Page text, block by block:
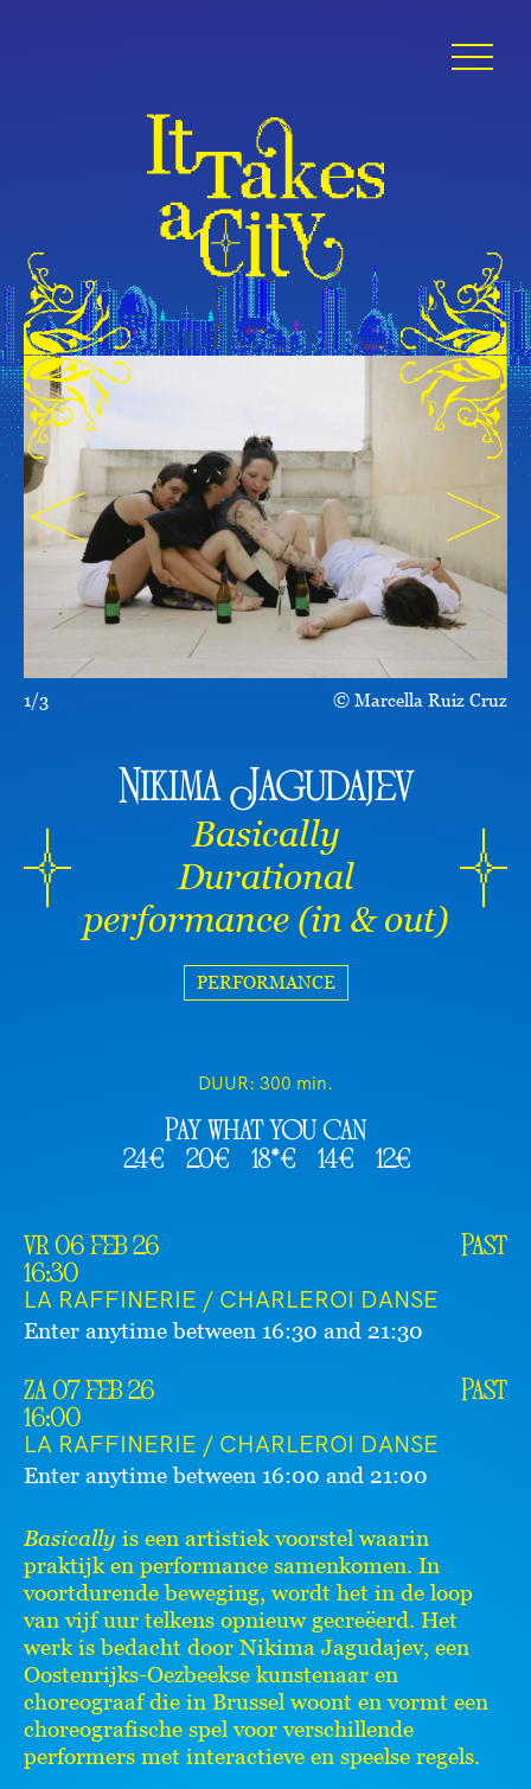
1/3 Marcella Ruiz Cruz
Nikima Jagudajev
Basically
Durational
performance (in & out)
PERFORMANCE
DUUR: 300 min.
vr 06 feb 26
16:30
Past
LA RAFFINERIE / CHARLEROI DANSE
Enter anytime between 16:30 and 21:30
za 07 feb 26
16:00
Past
LA RAFFINERIE / CHARLEROI DANSE
Enter anytime between 16:00 and 21:00
Pay what you can
24€
20€ 18*€ 14€ 12€
Basically is een artistiek voorstel waarin
praktijk en performance samenkomen. In
voortdurende beweging, wordt het in de loop
van vijf uur telkens opnieuw gecreëerd. Het
werk is bedacht door Nikima Jagudajev, een
Oostenrijks-Oezbeekse kunstenaar en
choreograaf die in Brussel woont en vormt een
choreografische spel voor verschillende
performers met interactieve en speelse regels.